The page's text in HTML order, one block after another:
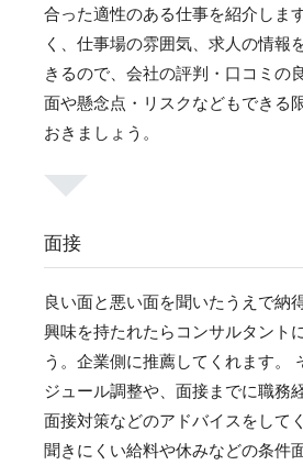
合った適性のある仕事を紹介しま
く、仕事場の雰囲気、求人の情報
きるので、会社の評判・口コミの
面や懸念点・リスクなどもできる
おきましょう。
面接
良い面と悪い面を聞いたうえで納
興味を持たれたらコンサルタント
う。企業側に推薦してくれます。
ジュール調整や、面接までに職務
面接対策などのアドバイスをして
聞きにくい給料や休みなどの条件